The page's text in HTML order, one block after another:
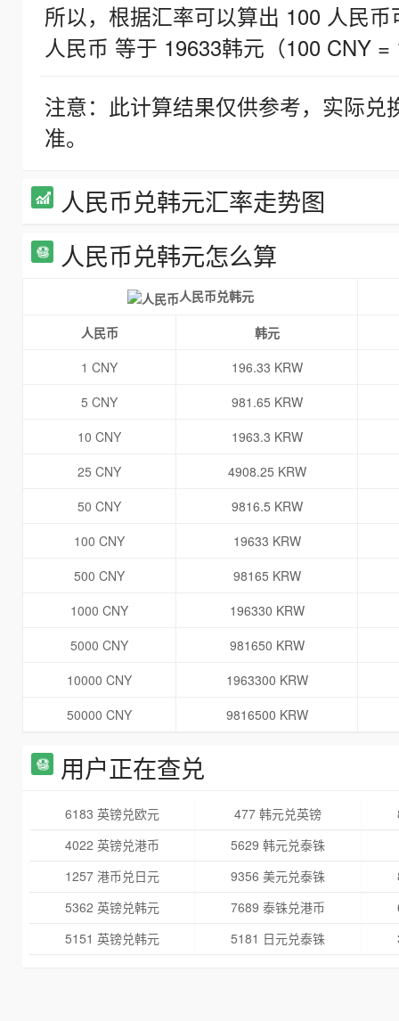
所以，根据汇率可以算出 100 人民
人民币 等于 19633韩元（100 CNY =
注意：此计算结果仅供参考，实际
准。
人民币兑韩元汇率走势图
人民币兑韩元怎么算
人民币兑韩元
人民币
韩元
1 CNY
196.33 KRW
5 CNY
981.65 KRW
10 CNY
1963.3 KRW
25 CNY
4908.25 KRW
50 CNY
9816.5 KRW
100 CNY
19633 KRW
500 CNY
98165 KRW
1000 CNY
196330 KRW
5000 CNY
981650 KRW
10000 CNY
1963300 KRW
50000 CNY
9816500 KRW
用户正在查兑
6183 英镑兑欧元 477 韩元兑英镑
4022 英镑兑港币
5629 韩元兑泰铢
1257 港币兑日元
9356 美元兑泰铢
5362 英镑兑韩元
7689 泰铢兑港币
5151 英镑兑韩元
5181 日元兑泰铢